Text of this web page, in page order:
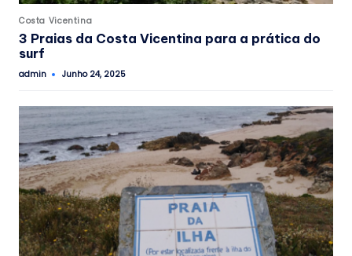
Posted
in
Costa Vicentina
3 Praias da Costa Vicentina para a prática do
surf
Posted
admin Junho 24, 2025